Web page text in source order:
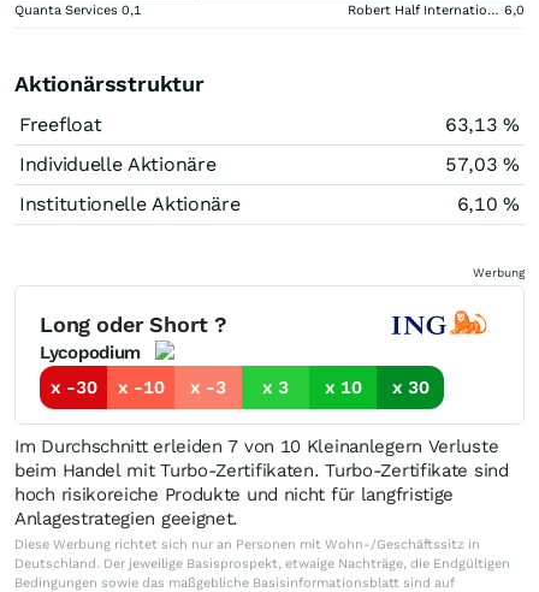
Quanta Services 0,1 Robert Half International 6,0
Aktionärsstruktur
Freefloat
63,13 %
Individuelle Aktionäre
57,03 %
Institutionelle Aktionäre
6,10 %
Werbung
Long oder Short ?
Lycopodium
x -30
x -10 x -3 x 3 x 10 x 30
Im Durchschnitt erleiden 7 von 10 Kleinanlegern Verluste
beim Handel mit Turbo-Zertifikaten. Turbo-Zertifikate sind
hoch risikoreiche Produkte und nicht für langfristige
Anlagestrategien geeignet.
Diese Werbung richtet sich nur an Personen mit Wohn-/Geschäftssitz in
Deutschland. Der jeweilige Basisprospekt, etwaige Nachträge, die Endgültigen
Bedingungen sowie das maßgebliche Basisinformationsblatt sind auf